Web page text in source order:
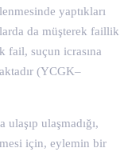
yaptıkları
da müşterek faillik
fail, suçun icrasına
(YCGK–
ulaşmadığı,
için, eylemin bir